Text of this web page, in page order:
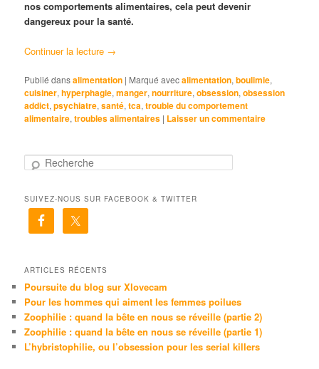
nos comportements alimentaires, cela peut devenir
dangereux pour la santé.
Continuer la lecture →
Publié dansalimentation | Marqué avecalimentation,boulimie,
cuisiner,hyperphagie,manger,nourriture,obsession,obsession
addict,psychiatre,santé,tca,trouble du comportement
alimentaire,troubles alimentaires | Laisser un commentaire
h
e
SUIVEZ-NOUS SUR FACEBOOK & TWITTER
ARTICLES RÉCENTS
Poursuite du blog sur Xlovecam
Pour les hommes qui aiment les femmes poilues
Zoophilie : quand la bête en nous se réveille (partie 2)
Zoophilie : quand la bête en nous se réveille (partie 1)
L’hybristophilie, ou l’obsession pour les serial killers